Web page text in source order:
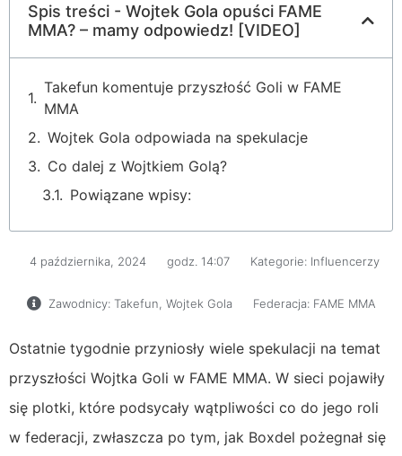
Spis treści - Wojtek Gola opuści FAME
MMA? – mamy odpowiedz! [VIDEO]
Takefun komentuje przyszłość Goli w FAME
MMA
Wojtek Gola odpowiada na spekulacje
Co dalej z Wojtkiem Golą?
Powiązane wpisy:
4 października, 2024 godz. 14:07 Kategorie: Influencerzy
Zawodnicy: Takefun Wojtek Gola Federacja: FAME MMA
Ostatnie tygodnie przyniosły wiele spekulacji na temat
przyszłości Wojtka Goli w FAME MMA. W sieci pojawiły
się plotki, które podsycały wątpliwości co do jego roli
w federacji, zwłaszcza po tym, jak Boxdel pożegnał się